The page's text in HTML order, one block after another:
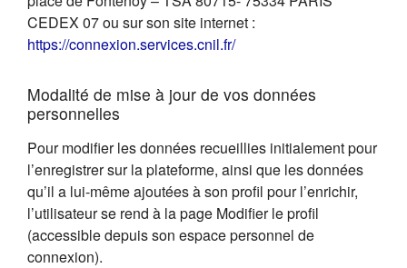
CEDEX 07 ou sur son site internet :
https://connexion.services.cnil.fr/(s'ouvre dans un nouvel
Modalité de mise à jour de vos données
personnelles
Pour modifier les données recueillies initialement pour
l’enregistrer sur la plateforme, ainsi que les données
qu’il a lui-même ajoutées à son profil pour l’enrichir,
l’utilisateur se rend à la page Modifier le profil
(accessible depuis son espace personnel de
connexion).